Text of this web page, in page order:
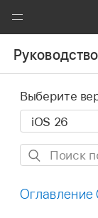
Открыть
меню
Выберите
Поиск
этому
Оглавление